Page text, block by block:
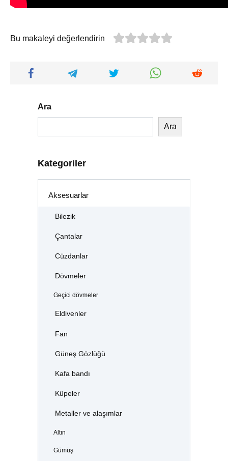
Bu makaleyi değerlendirin
Ara
Ara
Kategoriler
Aksesuarlar
Bilezik
Çantalar
Cüzdanlar
Dövmeler
Geçici dövmeler
Eldivenler
Fan
Güneş Gözlüğü
Kafa bandı
Küpeler
Metaller ve alaşımlar
Altın
Gümüş